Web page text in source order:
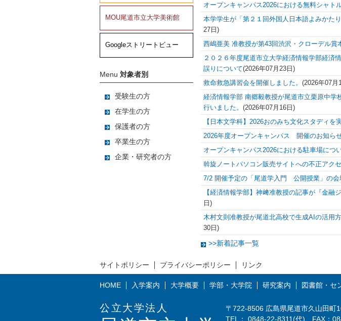
オープンキャンパス2026における無料シャト
本学学生が「第２１回外国人日本語よみかた
27日)
西嶋亜美 准教授が第43回渋沢・クローデル賞
２０２６年度尾道市立大学経済情報学部経済
誤りについて(2026年07月23日)
救命救急講習会を開催しました。(2026年07月
経済情報学部 南郷毅教授が尾道市立栗原中学
行いました。(2026年07月16日)
【日本文学科】2026おのみち文化スタディを
2026年度オープンキャンパス 開催のお知ら
オープンキャンパス2026における駐車場につ
斡旋ノートパソコン販売サイトへの不正アク
7/2 開催予定の「尾道学入門 公開授業」の会
【経済情報学部】神﨑准教授の記事が『金融
日)
木村文則准教授が尾道北高校で生成AIの活用
30日)
>>新着記事一覧
MOU尾道市立大学美術館
Googleストリートビュー
Menu 対象者別
受験生の方
在学生の方
保護者の方
卒業生の方
企業・研究者の方
サイトポリシー プライバシーポリシー リンク
HOME 入学案内 大学概要 学部・大学院 研究案内 図書館・セ
公立大学法人
〒722-8506 広島県尾道市久山田町
TEL： 0848-22-8311(代) FAX：